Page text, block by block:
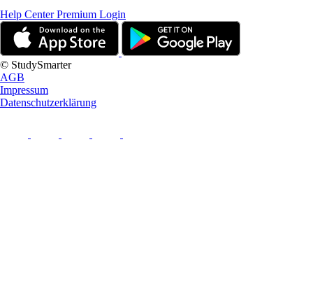
Help CenterPremium Login
© StudySmarter
AGB
Impressum
Datenschutzerklärung